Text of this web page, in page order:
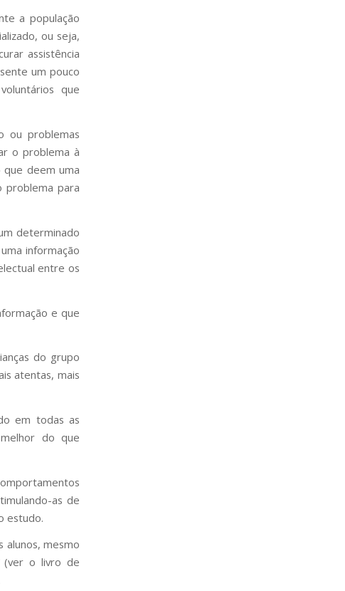
a população
ou seja,
assistência
um pouco
que
ou problemas
o problema à
que deem uma
problema para
determinado
informação
entre os
e que
do grupo
atentas, mais
em todas as
do que
as de
estudo.
alunos, mesmo
(ver o livro de